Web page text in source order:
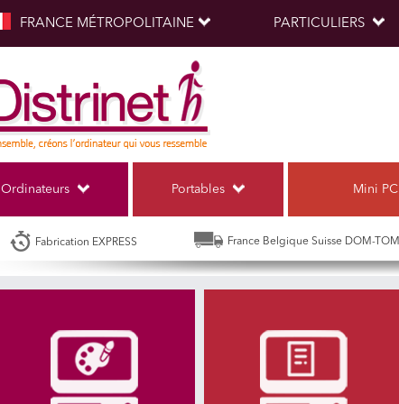
FRANCE MÉTROPOLITAINE PARTICULIERS
Ordinateurs Portables Mini PC
Fabrication EXPRESS France Belgique Suisse DOM-TOM